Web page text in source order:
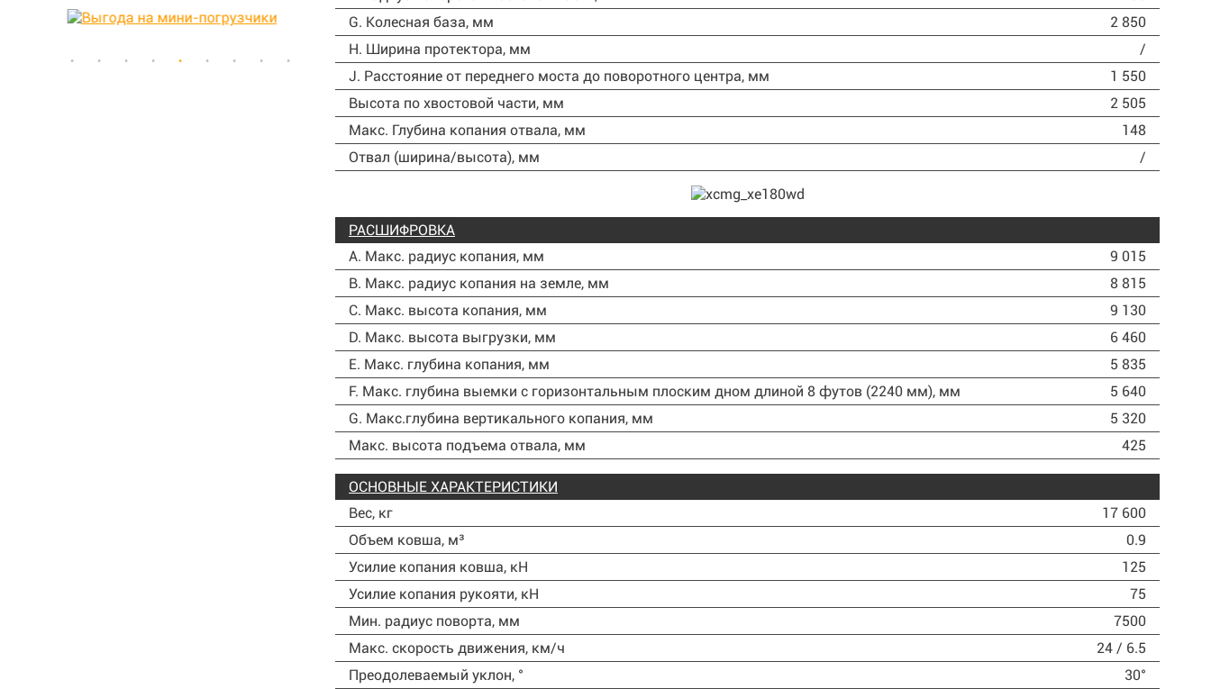
G. Колесная база, мм
2 850
H. Ширина протектора, мм
/
J. Расстояние от переднего моста до поворотного центра, мм
1 550
Высота по хвостовой части, мм
2 505
Макс. Глубина копания отвала, мм
148
Отвал (ширина/высота), мм
/
РАСШИФРОВКА
A. Макс. радиус копания, мм
9 015
B. Макс. радиус копания на земле, мм
8 815
C. Макс. высота копания, мм
9 130
D. Макс. высота выгрузки, мм
6 460
Е. Макс. глубина копания, мм
5 835
F. Макс. глубина выемки с горизонтальным плоским дном длиной 8 футов (2240 мм), мм
5 640
G. Макс.глубина вертикального копания, мм
5 320
Макс. высота подъема отвала, мм
425
ОСНОВНЫЕ ХАРАКТЕРИСТИКИ
Вес, кг
17 600
Объем ковша, м³
0.9
Усилие копания ковша, кН
125
Усилие копания рукояти, кН
75
Мин. радиус поворта, мм
7500
Макс. скорость движения, км/ч
24 / 6.5
Преодолеваемый уклон, °
30°